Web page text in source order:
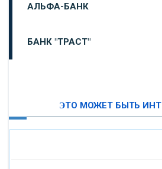
АЛЬФА-БАНК
БАНК "ТРАСТ"
ЭТО МОЖЕТ БЫТЬ